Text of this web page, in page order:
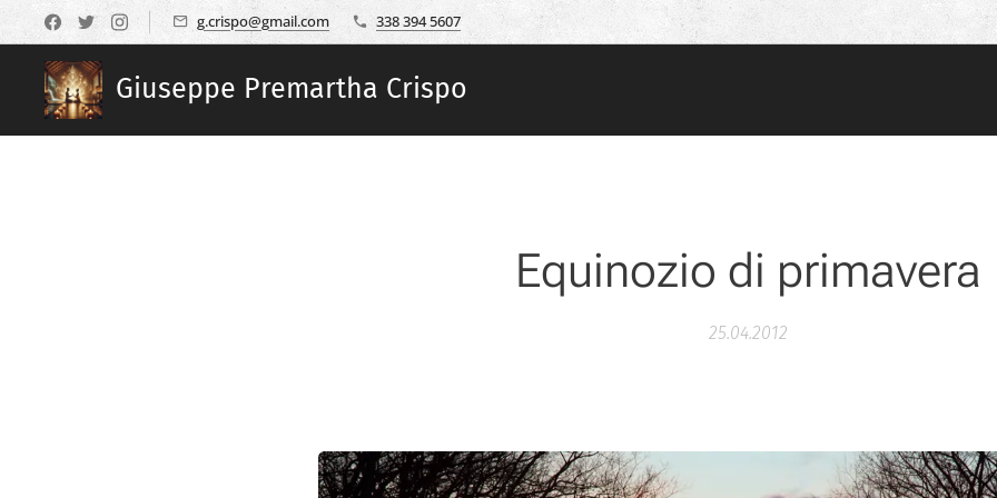
g.crispo@gmail.com 338 394 5607
Giuseppe Premartha Crispo
Equinozio di primavera
25.04.2012